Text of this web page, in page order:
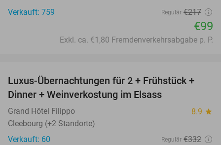
Verkauft: 759
Regulär €217
€99
Exkl. ca. €1,80 Fremdenverkehrsabgabe p. P.
28%
Luxus-Übernachtungen für 2 + Frühstück +
Dinner + Weinverkostung im Elsass
Grand Hôtel Filippo 8.9 star
Cleebourg (+2 Standorte)
Verkauft: 60
Regulär €332